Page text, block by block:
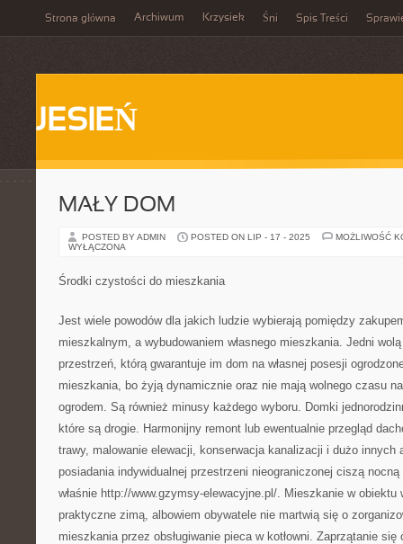
Strona główna Archiwum Krzysiek Śni Spis Treści
JESIEŃ
MAŁY DOM
POSTED BY ADMIN POSTED ON LIP - 17 - 2025
MOŻLIWOŚĆ
WYŁĄCZONA
Środki czystości do mieszkania
Jest wiele powodów dla jakich ludzie wybierają pomiędzy
mieszkalnym, a wybudowaniem własnego mieszkania. Jedni
przestrzeń, którą gwarantuje im dom na własnej posesji
mieszkania, bo żyją dynamicznie oraz nie mają wolnego czasu
ogrodem. Są również minusy każdego wyboru. Domki
które są drogie. Harmonijny remont lub ewentualnie przegląd
trawy, malowanie elewacji, konserwacja kanalizacji i dużo innych
posiadania indywidualnej przestrzeni nieograniczonej ciszą
właśnie http://www.gzymsy-elewacyjne.pl/. Mieszkanie w obiektu
praktyczne zimą, albowiem obywatele nie martwią się o
mieszkania przez obsługiwanie pieca w kotłowni. Zaprzątanie